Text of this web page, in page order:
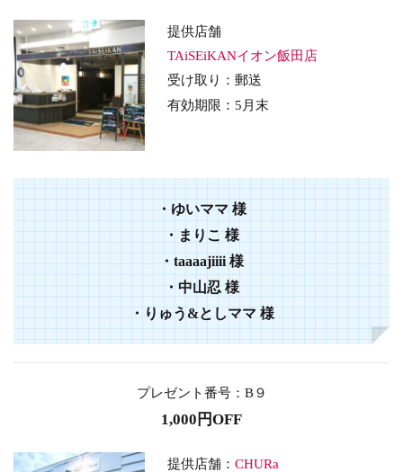
提供店舗
TAiSEiKANイオン飯田店
受け取り：郵送
有効期限：5月末
・ゆいママ 様
・まりこ 様
・taaaajiiii 様
・中山忍 様
・りゅう&としママ 様
プレゼント番号：B９
1,000円OFF
提供店舗：CHURa